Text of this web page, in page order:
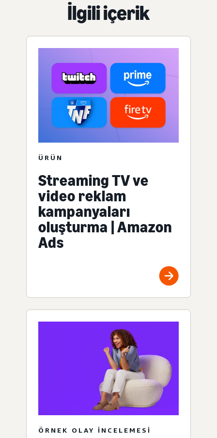
İlgili içerik
ÜRÜN
Streaming TV ve
video reklam
kampanyaları
oluşturma | Amazon
Ads
ÖRNEK OLAY INCELEMESI